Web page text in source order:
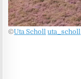
©Uta Scholl uta_scholl